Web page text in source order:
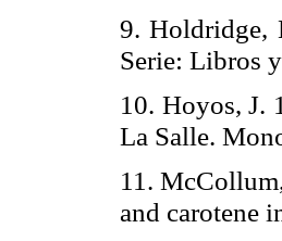
9. Holdridge,
Serie: Libros
10. Hoyos, J.
La Salle.
11.
and carotene